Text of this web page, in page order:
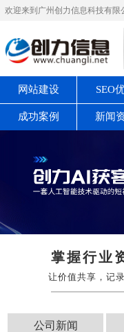
欢迎来到广州创力信息科技有限
网站建设 SEO
成功案例 新闻
掌握行业
让价值共享，记
公司新闻